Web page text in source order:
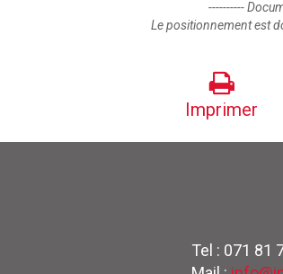
----------
Le positionnement est
Imprimer
Tel : 071 81